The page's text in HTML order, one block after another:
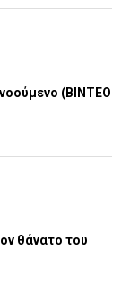
(ΒΙΝΤΕΟ
θάνατο του